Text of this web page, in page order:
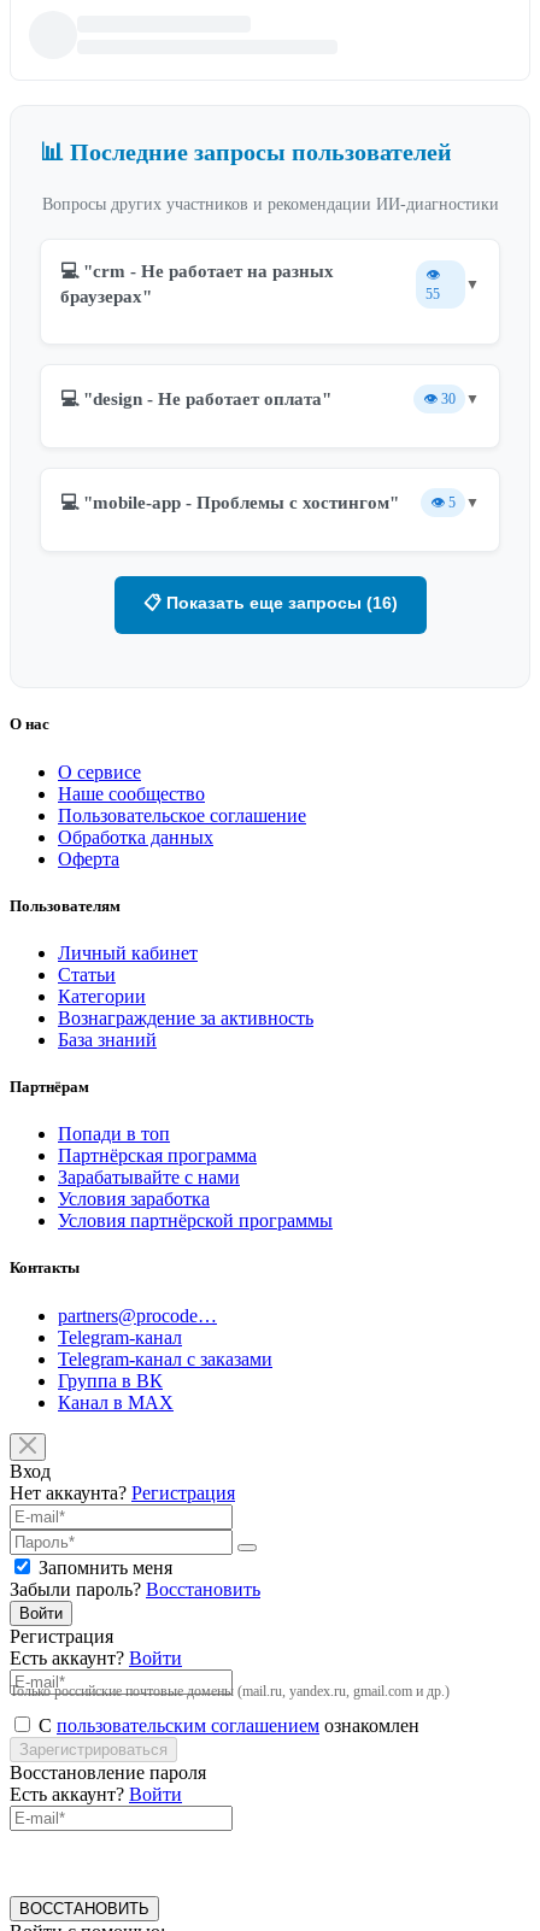
📊 Последние запросы пользователей
Вопросы других участников и рекомендации ИИ-диагностики
💻 "crm - Не работает на разных
браузерах"
👁️
55
▼
💻 "design - Не работает оплата" 👁️ 30 ▼
💻 "mobile-app - Проблемы с хостингом" 👁️ 5 ▼
📋 Показать еще запросы (16)
О нас
О сервисе
Наше сообщество
Пользовательское соглашение
Обработка данных
Оферта
Пользователям
Личный кабинет
Статьи
Категории
Вознаграждение за активность
База знаний
Партнёрам
Попади в топ
Партнёрская программа
Зарабатывайте с нами
Условия заработка
Условия партнёрской программы
Контакты
partners@procode…
Telegram-канал
Telegram-канал с заказами
Группа в ВК
Канал в MAX
Вход
Нет аккаунта? Регистрация
Запомнить меня
Забыли пароль? Восстановить
Войти
Регистрация
Есть аккаунт? Войти
Только российские почтовые домены (mail.ru, yandex.ru, gmail.com и др.)
С пользовательским соглашением ознакомлен
Зарегистрироваться
Восстановление пароля
Есть аккаунт? Войти
ВОССТАНОВИТЬ